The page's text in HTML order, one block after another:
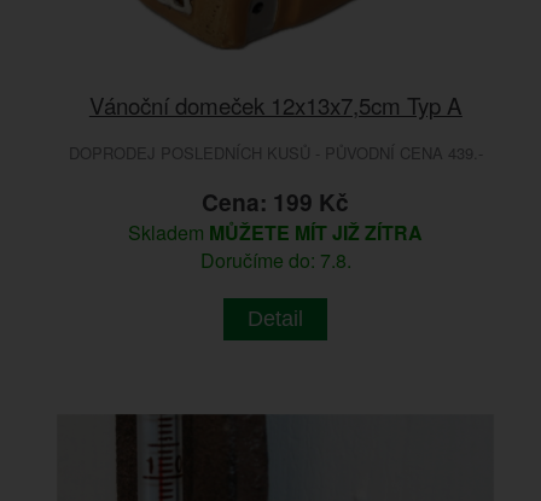
Vánoční domeček 12x13x7,5cm Typ A
DOPRODEJ POSLEDNÍCH KUSŮ - PŮVODNÍ CENA 439.-
Cena: 199 Kč
Skladem MŮŽETE MÍT JIŽ ZÍTRA
Doručíme do: 7.8.
Detail